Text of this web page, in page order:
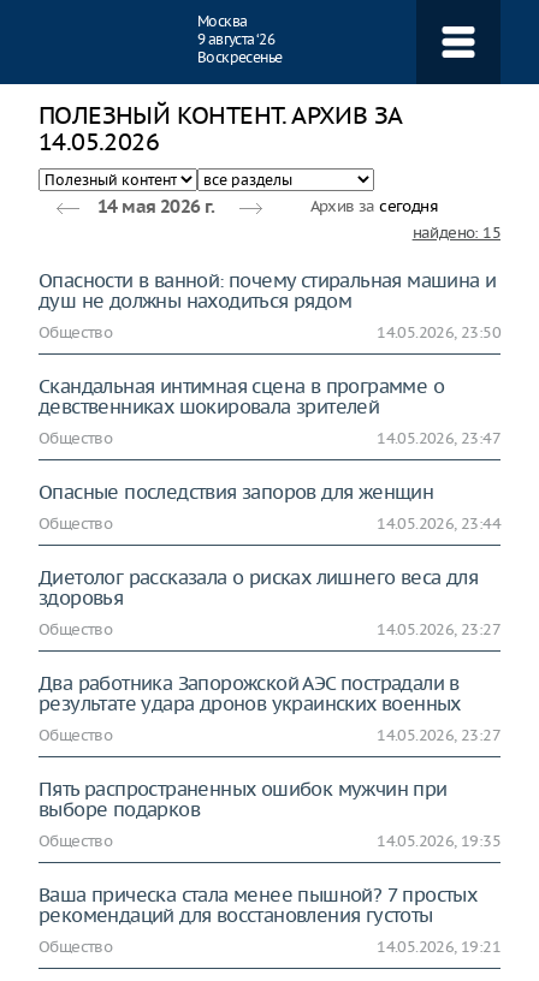
Москва
9 августа ‘26
Воскресенье
ПОЛЕЗНЫЙ КОНТЕНТ. АРХИВ ЗА
14.05.2026
14 мая 2026 г. Архив засегодня
найдено: 15
Опасности в ванной: почему стиральная машина и
душ не должны находиться рядом
Общество 14.05.2026, 23:50
Скандальная интимная сцена в программе о
девственниках шокировала зрителей
Общество 14.05.2026, 23:47
Опасные последствия запоров для женщин
Общество 14.05.2026, 23:44
Диетолог рассказала о рисках лишнего веса для
здоровья
Общество 14.05.2026, 23:27
Два работника Запорожской АЭС пострадали в
результате удара дронов украинских военных
Общество 14.05.2026, 23:27
Пять распространенных ошибок мужчин при
выборе подарков
Общество 14.05.2026, 19:35
Ваша прическа стала менее пышной? 7 простых
рекомендаций для восстановления густоты
Общество 14.05.2026, 19:21